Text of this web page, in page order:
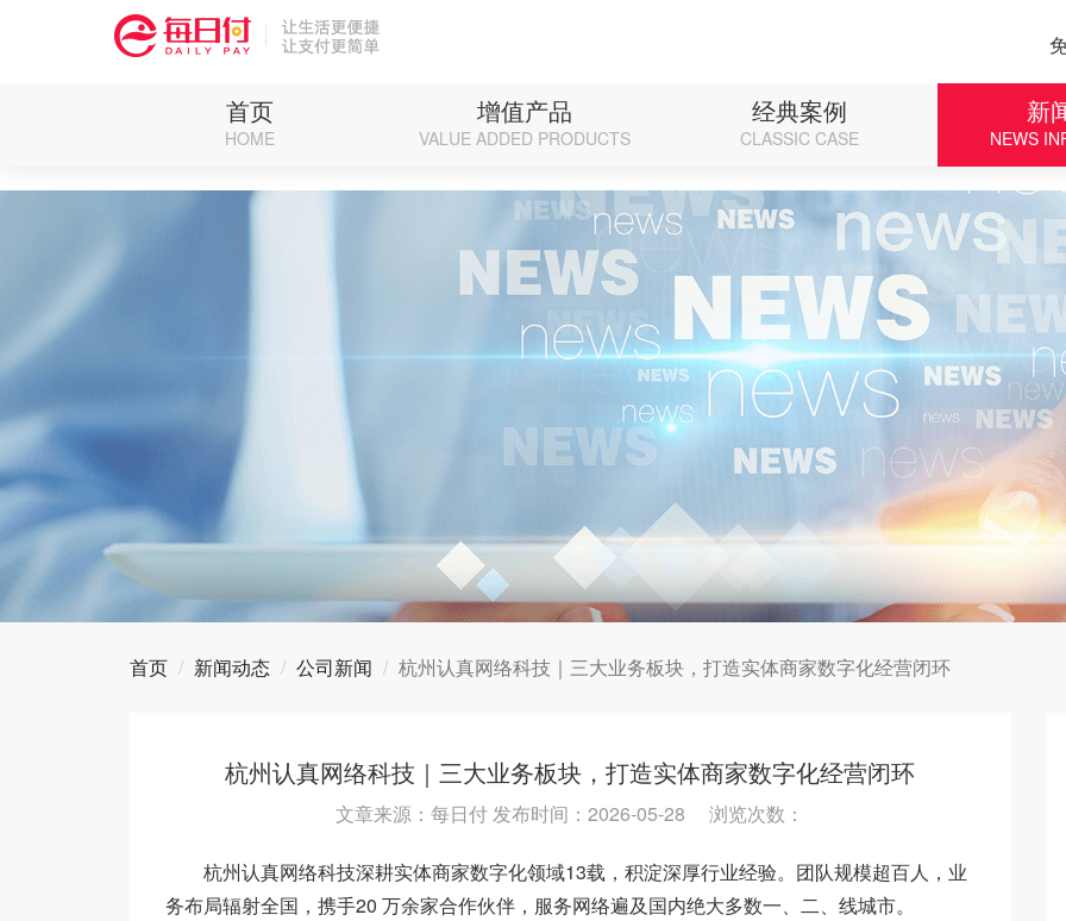
Deprecated: Function eregi() is deprecated in /weipan/renzhen/source/core/run.php on line 71
首页
HOME
增值产品
VALUE ADDED PRODUCTS
经典案例
CLASSIC CASE
新
NEWS
首页 新闻动态 公司新闻 杭州认真网络科技｜三大业务板块，打造实体商家数字化经营闭环
杭州认真网络科技｜三大业务板块，打造实体商家数字化经营闭环
文章来源：每日付 发布时间：2026-05-28 浏览次数：
杭州认真网络科技深耕实体商家数字化领域13载，积淀深厚行业经验。团队规模超百人，业
务布局辐射全国，携手20 万余家合作伙伴，服务网络遍及国内绝大多数一、二、线城市。